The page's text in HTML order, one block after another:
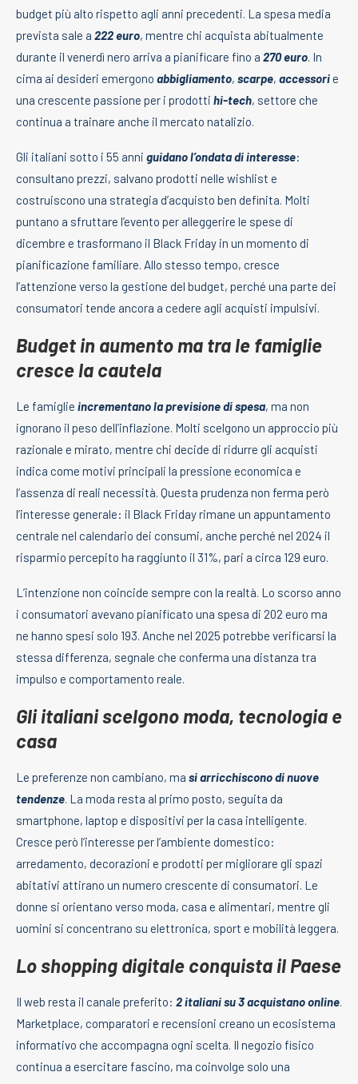
budget più alto rispetto agli anni precedenti. La spesa media
prevista sale a 222 euro, mentre chi acquista abitualmente
durante il venerdì nero arriva a pianificare fino a 270 euro. In
cima ai desideri emergono abbigliamento, scarpe, accessorie
una crescente passione per i prodotti hi-tech, settore che
continua a trainare anche il mercato natalizio.
Gli italiani sotto i 55 anni guidano l’ondata di interesse:
consultano prezzi, salvano prodotti nelle wishlist e
costruiscono una strategia d’acquisto ben definita. Molti
puntano a sfruttare l’evento per alleggerire le spese di
dicembre e trasformano il Black Friday in un momento di
pianificazione familiare. Allo stesso tempo, cresce
l’attenzione verso la gestione del budget, perché una parte dei
consumatori tende ancora a cedere agli acquisti impulsivi.
Budget in aumento ma tra le famiglie
cresce la cautela
Le famiglie incrementano la previsione di spesa, ma non
ignorano il peso dell’inflazione. Molti scelgono un approccio più
razionale e mirato, mentre chi decide di ridurre gli acquisti
indica come motivi principali la pressione economica e
l’assenza di reali necessità. Questa prudenza non ferma però
l’interesse generale: il Black Friday rimane un appuntamento
centrale nel calendario dei consumi, anche perché nel 2024 il
risparmio percepito ha raggiunto il 31%, pari a circa 129 euro.
L’intenzione non coincide sempre con la realtà. Lo scorso anno
i consumatori avevano pianificato una spesa di 202 euro ma
ne hanno spesi solo 193. Anche nel 2025 potrebbe verificarsi la
stessa differenza, segnale che conferma una distanza tra
impulso e comportamento reale.
Gli italiani scelgono moda, tecnologia e
casa
Le preferenze non cambiano, ma si arricchiscono di nuove
tendenze. La moda resta al primo posto, seguita da
smartphone, laptop e dispositivi per la casa intelligente.
Cresce però l’interesse per l’ambiente domestico:
arredamento, decorazioni e prodotti per migliorare gli spazi
abitativi attirano un numero crescente di consumatori. Le
donne si orientano verso moda, casa e alimentari, mentre gli
uomini si concentrano su elettronica, sport e mobilità leggera.
Lo shopping digitale conquista il Paese
Il web resta il canale preferito: 2 italiani su 3 acquistano online.
Marketplace, comparatori e recensioni creano un ecosistema
informativo che accompagna ogni scelta. Il negozio fisico
continua a esercitare fascino, ma coinvolge solo una